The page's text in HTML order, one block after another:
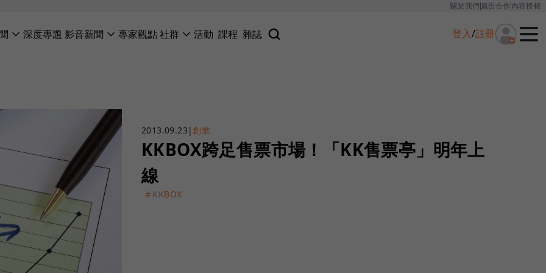
關於我們廣告合作內容授權
深度專題 影音新聞 專家觀點社群 活動 課程 雜誌 登入/註冊
2013.09.23 |創業
KKBOX跨足售票市場！「KK售票亭」明年上
線
＃KKBOX